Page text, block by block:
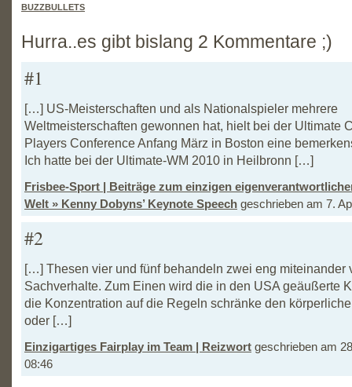
BUZZBULLETS
Hurra..es gibt bislang 2 Kommentare ;)
#1
[…] US-Meisterschaften und als Nationalspieler mehrere
Weltmeisterschaften gewonnen hat, hielt bei der Ultimate
Players Conference Anfang März in Boston eine
Ich hatte bei der Ultimate-WM 2010 in Heilbronn […]
Frisbee-Sport | Beiträge zum einzigen
Welt » Kenny Dobyns’ Keynote Speech geschrieben am 7.
#2
[…] Thesen vier und fünf behandeln zwei eng miteinander
Sachverhalte. Zum Einen wird die in den USA geäußerte
die Konzentration auf die Regeln schränke den
oder […]
Einzigartiges Fairplay im Team | Reizwort geschrieben am
08:46